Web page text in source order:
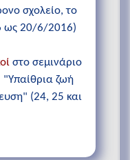
σχολείο, το
ως 20/6/2016)
στο σεμινάριο
"Υπαίθρια ζωή
(24, 25 και